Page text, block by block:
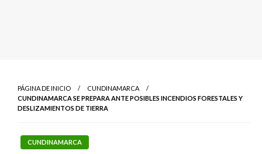
PÁGINA DE INICIO
CUNDINAMARCA
CUNDINAMARCA SE PREPARA ANTE POSIBLES INCENDIOS FORESTALES Y
DESLIZAMIENTOS DE TIERRA
CUNDINAMARCA